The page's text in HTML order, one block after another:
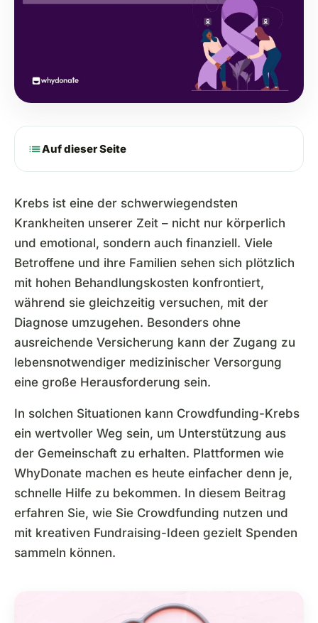
listAuf dieser Seite
Krebs ist eine der schwerwiegendsten
Krankheiten unserer Zeit – nicht nur körperlich
und emotional, sondern auch finanziell. Viele
Betroffene und ihre Familien sehen sich plötzlich
mit hohen Behandlungskosten konfrontiert,
während sie gleichzeitig versuchen, mit der
Diagnose umzugehen. Besonders ohne
ausreichende Versicherung kann der Zugang zu
lebensnotwendiger medizinischer Versorgung
eine große Herausforderung sein.
In solchen Situationen kann Crowdfunding-Krebs
ein wertvoller Weg sein, um Unterstützung aus
der Gemeinschaft zu erhalten. Plattformen wie
WhyDonate machen es heute einfacher denn je,
schnelle Hilfe zu bekommen. In diesem Beitrag
erfahren Sie, wie Sie Crowdfunding nutzen und
mit kreativen Fundraising-Ideen gezielt Spenden
sammeln können.